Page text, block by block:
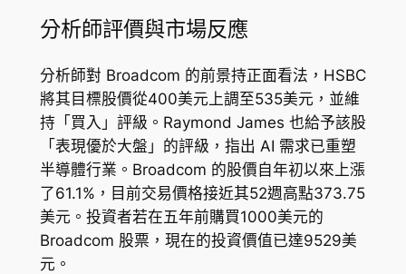
分析師評價與市場反應
分析師對 Broadcom 的前景持正面看法，HSBC
將其目標股價從400美元上調至535美元，並維
持「買入」評級。Raymond James 也給予該股
「表現優於大盤」的評級，指出 AI 需求已重塑
半導體行業。Broadcom 的股價自年初以來上漲
了61.1%，目前交易價格接近其52週高點373.75
美元。投資者若在五年前購買1000美元的
Broadcom 股票，現在的投資價值已達9529美
元。